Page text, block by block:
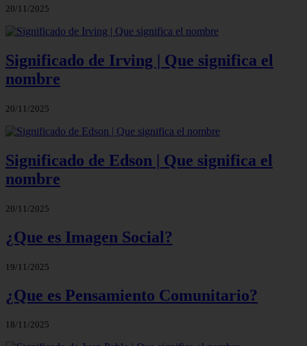
20/11/2025
Significado de Irving | Que significa el
nombre
20/11/2025
Significado de Edson | Que significa el
nombre
20/11/2025
¿Que es Imagen Social?
19/11/2025
¿Que es Pensamiento Comunitario?
18/11/2025